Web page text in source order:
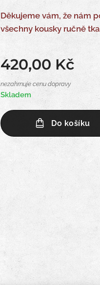
Děkujeme vám, že nám
všechny kousky ručně
420,00 Kč
nezahrnuje cenu dopravy
Skladem
Do košíku